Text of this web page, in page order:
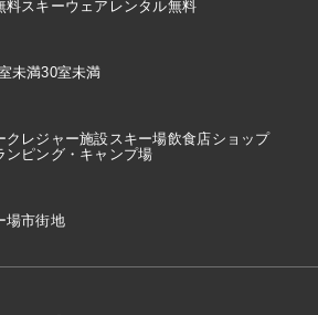
料スキーウェアレンタル無料
未満30室未満
ク レジャー施設 スキー場飲食店ショップ
ンピング・キャンプ場
場市街地